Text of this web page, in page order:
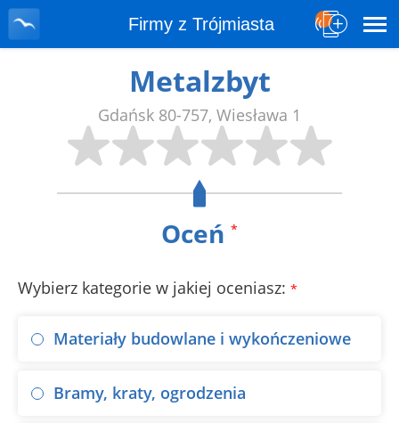
Firmy z Trójmiasta
Metalzbyt
Gdańsk 80-757, Wiesława 1
Oceń *
Wybierz kategorie w jakiej oceniasz: *
Materiały budowlane i wykończeniowe
Bramy, kraty, ogrodzenia